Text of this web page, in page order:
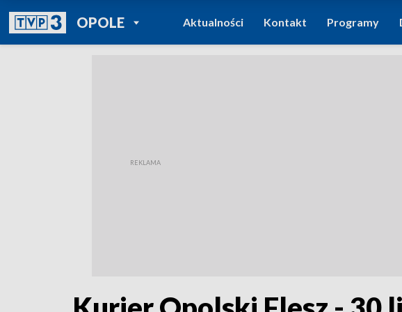
OPOLEPOWRÓT DO
TVP REGIONY
Aktualności Kontakt Programy